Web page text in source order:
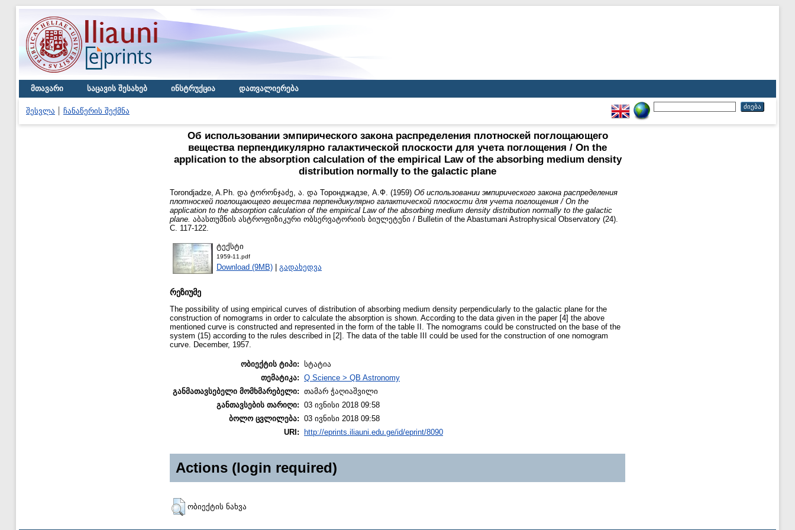
მთავარი საცავის შესახებ ინსტრუქცია დათვალიერება
შესვლა ჩანაწერის შექმნა
Об использовании эмпирического закона распределения плотноскей поглощающего
вещества перпендикулярно галактической плоскости для учета поглощения / On the
application to the absorption calculation of the empirical Law of the absorbing medium density
distribution normally to the galactic plane
Torondjadze, A.Ph. და ტორონჯაძე, ა. და Торонджадзе, А.Ф. (1959) Об использовании эмпирического закона распределения
плотноскей поглощающего вещества перпендикулярно галактической плоскости для учета поглощения / On the
application to the absorption calculation of the empirical Law of the absorbing medium density distribution normally to the galactic
plane. აბასთუმნის ასტროფიზიკური ობსერვატორიის ბიულეტენი / Bulletin of the Abastumani Astrophysical Observatory (24).
С. 117-122.
ტექსტი
1959-11.pdf
Download (9MB) | გადახედვა
რეზიუმე
The possibility of using empirical curves of distribution of absorbing medium density perpendicularly to the galactic plane for the
construction of nomograms in order to calculate the absorption is shown. According to the data given in the paper [4] the above
mentioned curve is constructed and represented in the form of the table II. The nomograms could be constructed on the base of the
system (15) according to the rules described in [2]. The data of the table III could be used for the construction of one nomogram
curve. December, 1957.
ობიექტის ტიპი: სტატია
თემატიკა: Q Science > QB Astronomy
განმათავსებელი მომხმარებელი: თამარ ჭაღიაშვილი
განთავსების თარიღი: 03 ივნისი 2018 09:58
ბოლო ცვლილება: 03 ივნისი 2018 09:58
URI:
http://eprints.iliauni.edu.ge/id/eprint/8090
Actions (login required)
ობიექტის ნახვა